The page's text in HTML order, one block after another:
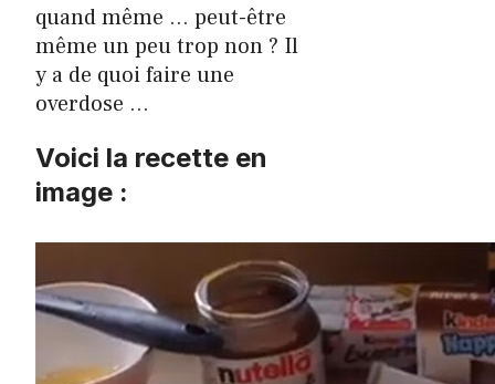
quand même … peut-être
même un peu trop non ? Il
y a de quoi faire une
overdose …
Voici la recette en
image :